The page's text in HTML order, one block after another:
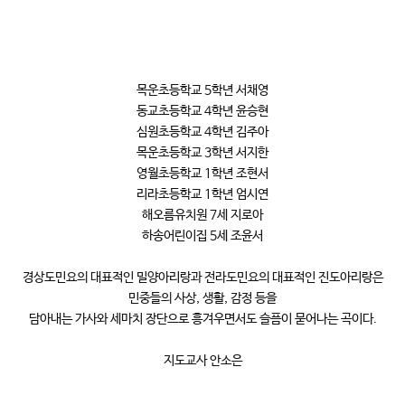
목운초등학교 5학년 서채영
동교초등학교 4학년 윤승현
심원초등학교 4학년 김주아
목운초등학교 3학년 서지한
영월초등학교 1학년 조현서
리라초등학교 1학년 엄시연
해오름유치원 7세 지로아
하송어린이집 5세 조윤서
경상도민요의 대표적인 밀양아리랑과 전라도민요의 대표적인 진도아리랑은
민중들의 사상, 생활, 감정 등을
담아내는 가사와 세마치 장단으로 흥겨우면서도 슬픔이 묻어나는 곡이다.
지도교사 안소은